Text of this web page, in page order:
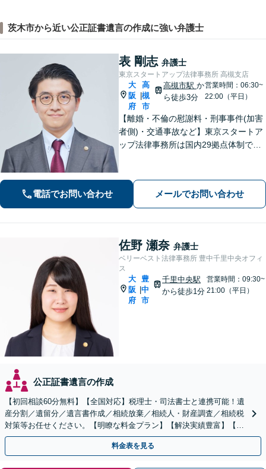
茨木市から近い公正証書遺言の作成に強い弁護士
表 剛志 弁護士
東京スタートアップ法律事務所 高槻支店
大
阪
府
高
槻
市
高槻市駅 か
ら徒歩3分
営業時間：06:30~
22:00（平日）
【離婚・不倫の慰謝料・刑事事件(加害
者側)・交通事故など】東京スタートア
ップ法律事務所は国内29拠点体制で全
専門性の高い弁護士が寄り添い解決を
サポートします。
電話でお問い合わせ メールでお問い合わせ
佐野 瀬奈 弁護士
ベリーベスト法律事務所 豊中千里中央オフィ
ス
大
阪
府
|
豊
中
市
千里中央駅
から徒歩1分
営業時間：09:30~
21:00（平日）
公正証書遺言の作成
【初回相談60分無料】【全国対応】税理士・司法書士と連携可能！遺
産分割／遺留分／遺言書作成／相続放棄／相続人・財産調査／相続税
対策等お任せください。【明瞭な料金プラン】【解決実績豊富】【電
話相談可】
料金表を見る